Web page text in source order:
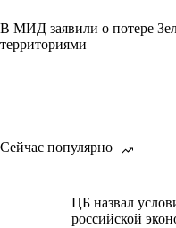
В МИД заявили о потере
территориями
Сейчас популярно
ЦБ назвал
российской